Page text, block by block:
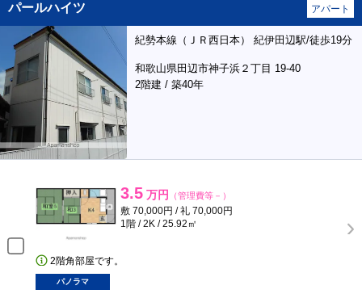
パールハイツ アパート
紀勢本線（ＪＲ西日本） 紀伊田辺駅/徒歩19分
和歌山県田辺市神子浜２丁目 19-40
2階建 / 築40年
3.5 万円 （管理費等－）
敷 70,000円 / 礼 70,000円
1階 / 2K / 25.92㎡
2階角部屋です。
パノラマ